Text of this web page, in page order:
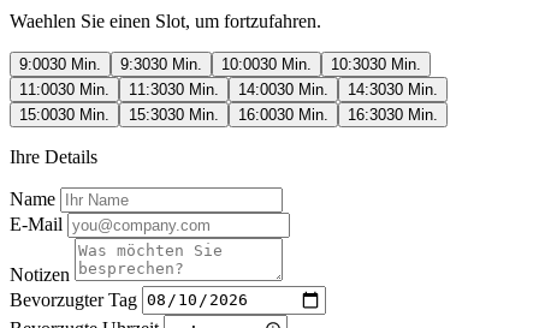
Waehlen Sie einen Slot, um fortzufahren.
9:0030 Min. 9:3030 Min. 10:0030 Min. 10:3030 Min.
11:0030 Min. 11:3030 Min. 14:0030 Min. 14:3030 Min.
15:0030 Min. 15:3030 Min. 16:0030 Min. 16:3030 Min.
Ihre Details
Name
E-Mail
Notizen
Bevorzugter Tag